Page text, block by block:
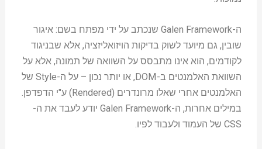
ה-Galen Framework שנכתב על ידי מפתח בשם: איגור
שובין, גם מיועד לשוק בדיקות הויזואליזציה, אלא שבניגוד
לקודמים, הוא אינו מתבסס על השוואה של תמונה, אלא על
השוואת האלמנטים ב-DOM, או יותר נכון – על ה-Style של
האלמנטים אחרי שאלו מרונדרים (Rendered) ע"י הדפדפן.
במילים אחרות, ה-Galen Framework יודע לעבד את ה-
CSS של העמוד ולעבוד לפיו.